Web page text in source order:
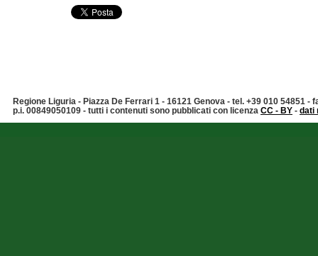
Regione Liguria - Piazza De Ferrari 1 - 16121 Genova - tel. +39 010 54851 -
p.i. 00849050109 - tutti i contenuti sono pubblicati con licenza CC - BY - dati